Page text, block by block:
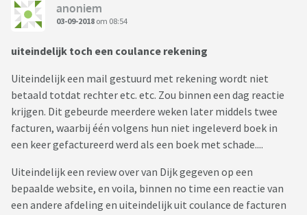
anoniem
03-09-2018 om 08:54
uiteindelijk toch een coulance rekening
Uiteindelijk een mail gestuurd met rekening wordt niet
betaald totdat rechter etc. etc. Zou binnen een dag reactie
krijgen. Dit gebeurde meerdere weken later middels twee
facturen, waarbij één volgens hun niet ingeleverd boek in
een keer gefactureerd werd als een boek met schade....
Uiteindelijk een review over van Dijk gegeven op een
bepaalde website, en voila, binnen no time een reactie van
een andere afdeling en uiteindelijk uit coulance de facturen